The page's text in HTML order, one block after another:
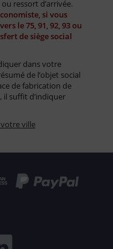
ressort d’arrivée.
si vous
le 75, 91, 92, 93 ou
de siège social
dans votre
de l’objet social
de fabrication de
il suffit d’indiquer
ville